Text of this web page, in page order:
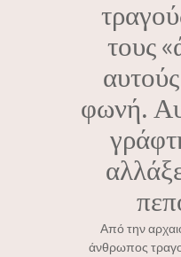
τους
φωνή.
Από την
άνθρωπος